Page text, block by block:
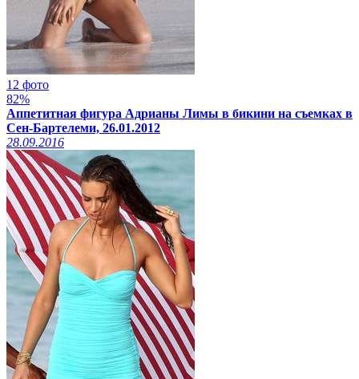
12 фото
82%
Аппетитная фигура Адрианы Лимы в бикини на съемках в
Сен-Бартелеми, 26.01.2012
28.09.2016